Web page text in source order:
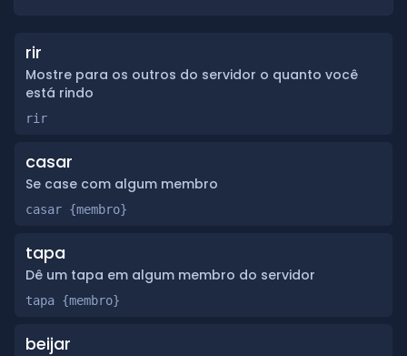
rir
Mostre para os outros do servidor o quanto você
está rindo
rir
casar
Se case com algum membro
casar {membro}
tapa
Dê um tapa em algum membro do servidor
tapa {membro}
beijar